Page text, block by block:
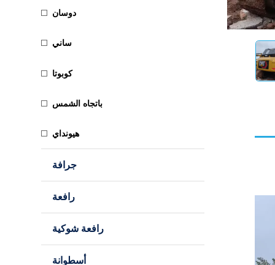
دوسان
ساني
كوبوتا
باتجاه الشمس
هيونداي
جرافة
رافعة
رافعة شوكية
أسطوانة